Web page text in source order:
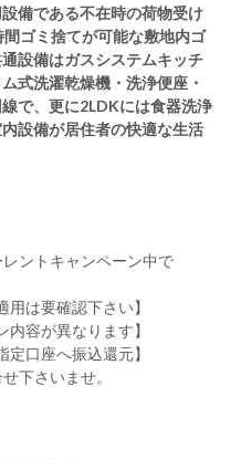
備である不在時の荷物受け
ゴミ捨てが可能な敷地内ゴ
設備はガスシステムキッチ
式洗濯乾燥機・洗浄便座・
で、更に2LDKには食器洗浄
設備が居住者の快適な生活
ント キャンペーン中で
は要確認下さい】
容が異なります】
口座へ振込還元】
下さいませ。